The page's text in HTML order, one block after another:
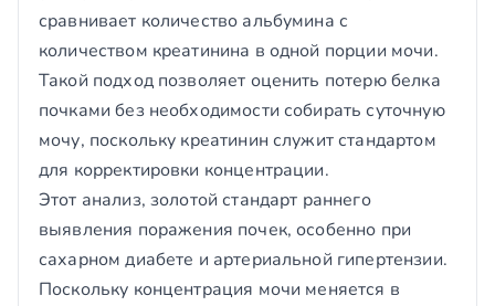
сравнивает количество альбумина с
количеством креатинина в одной порции мочи.
Такой подход позволяет оценить потерю белка
почками без необходимости собирать суточную
мочу, поскольку креатинин служит стандартом
для корректировки концентрации.
Этот анализ, золотой стандарт раннего
выявления поражения почек, особенно при
сахарном диабете и артериальной гипертензии.
Поскольку концентрация мочи меняется в